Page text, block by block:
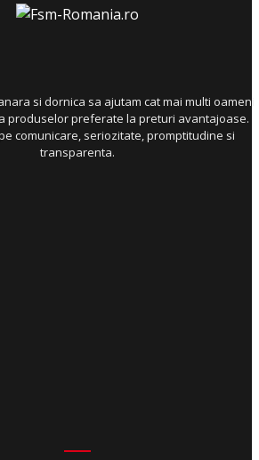
si dornica sa ajutam cat mai multi oameni
produselor preferate la preturi avantajoase.
comunicare, seriozitate, promptitudine si
transparenta.